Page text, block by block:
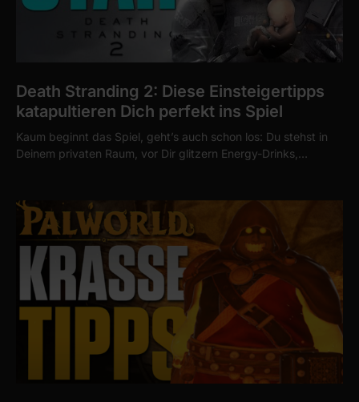
Death Stranding 2: Diese Einsteigertipps
katapultieren Dich perfekt ins Spiel
Kaum beginnt das Spiel, geht’s auch schon los: Du stehst in
Deinem privaten Raum, vor Dir glitzern Energy-Drinks,…